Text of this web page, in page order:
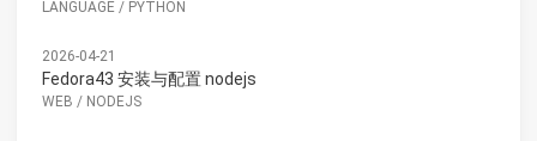
LANGUAGE / PYTHON
2026-04-21
Fedora43 安装与配置 nodejs
WEB / NODEJS